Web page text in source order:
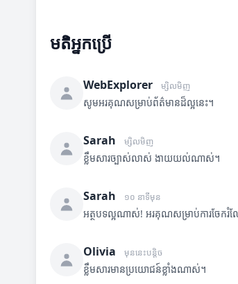
មតិអ្នកប្រើ
WebExplorer ម្សិលមិញ
សូមអរគុណសម្រាប់ព័ត៌មានដ៏ល្អនេះ។
Sarah ម្សិលមិញ
ខ្លឹមសារច្បាស់លាស់ ងាយយល់ណាស់។
Sarah ១០ នាទីមុន
អត្ថបទល្អណាស់! អរគុណសម្រាប់ការចែករំ
Olivia មុននេះបន្តិច
ខ្លឹមសារមានប្រយោជន៍ខ្លាំងណាស់។